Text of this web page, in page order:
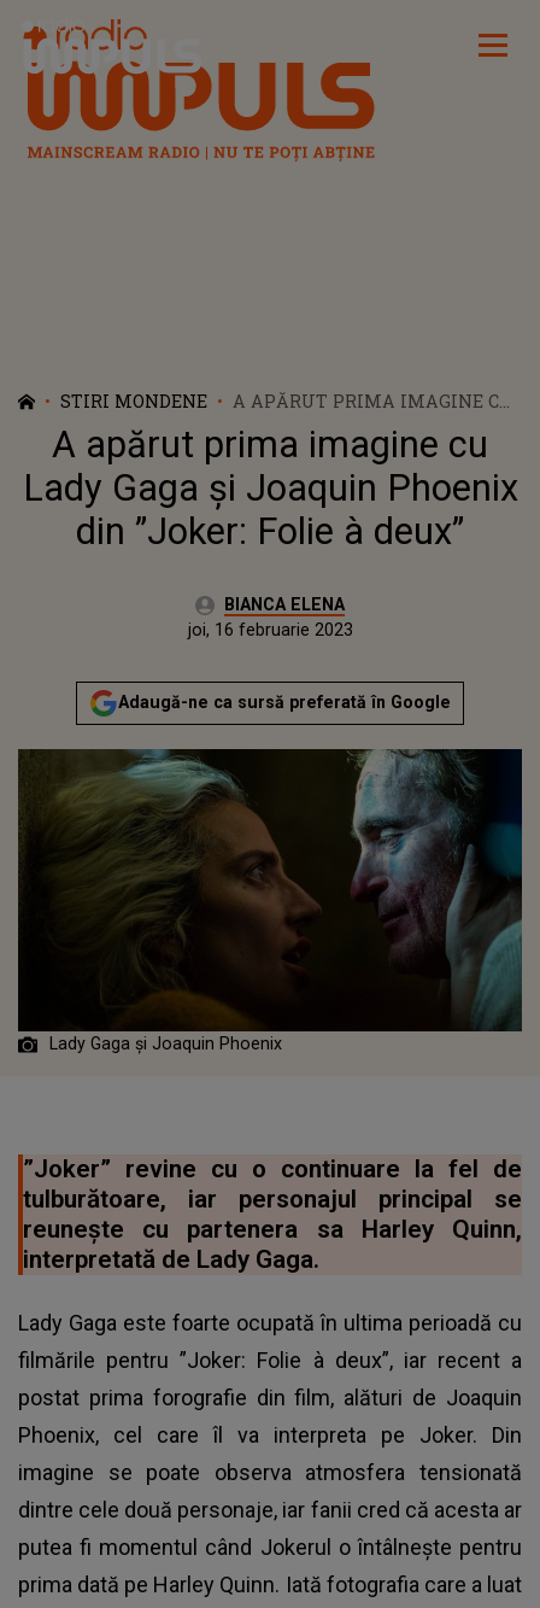
Radio Impuls
STIRI MONDENE
A APĂRUT PRIMA IMAGINE CU
LADY GAGA ȘI JOAQUIN
PHOENIX DIN ”JOKER: FOLIE À
DEUX”
A apărut prima imagine cu
Lady Gaga și Joaquin Phoenix
din ”Joker: Folie à deux”
Autor:BIANCA ELENA
Actualizat:
joi, 16 februarie 2023
Adaugă-ne ca sursă preferată în Google
Lady Gaga și Joaquin Phoenix
”Joker” revine cu o continuare la fel de
tulburătoare, iar personajul principal se
reunește cu partenera sa Harley Quinn,
interpretată de Lady Gaga.
Lady Gaga este foarte ocupată în ultima perioadă cu
filmările pentru ”Joker: Folie à deux”, iar recent a
postat prima forografie din film, alături de Joaquin
Phoenix, cel care îl va interpreta pe Joker. Din
imagine se poate observa atmosfera tensionată
dintre cele două personaje, iar fanii cred că acesta ar
putea fi momentul când Jokerul o întâlnește pentru
prima dată pe Harley Quinn. Iată fotografia care a luat